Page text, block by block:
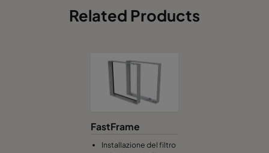
Hi-Flo XLS 7/370 0160 :: 592x287x370-6-25
Hi-Flo XLS 9/640 0185 :: 592x592x640-6-25
Related Products
FastFrame
Installazione del filtro